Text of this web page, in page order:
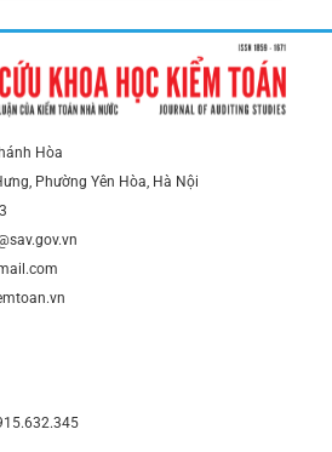
Hòa
Phường Yên Hòa, Hà Nội